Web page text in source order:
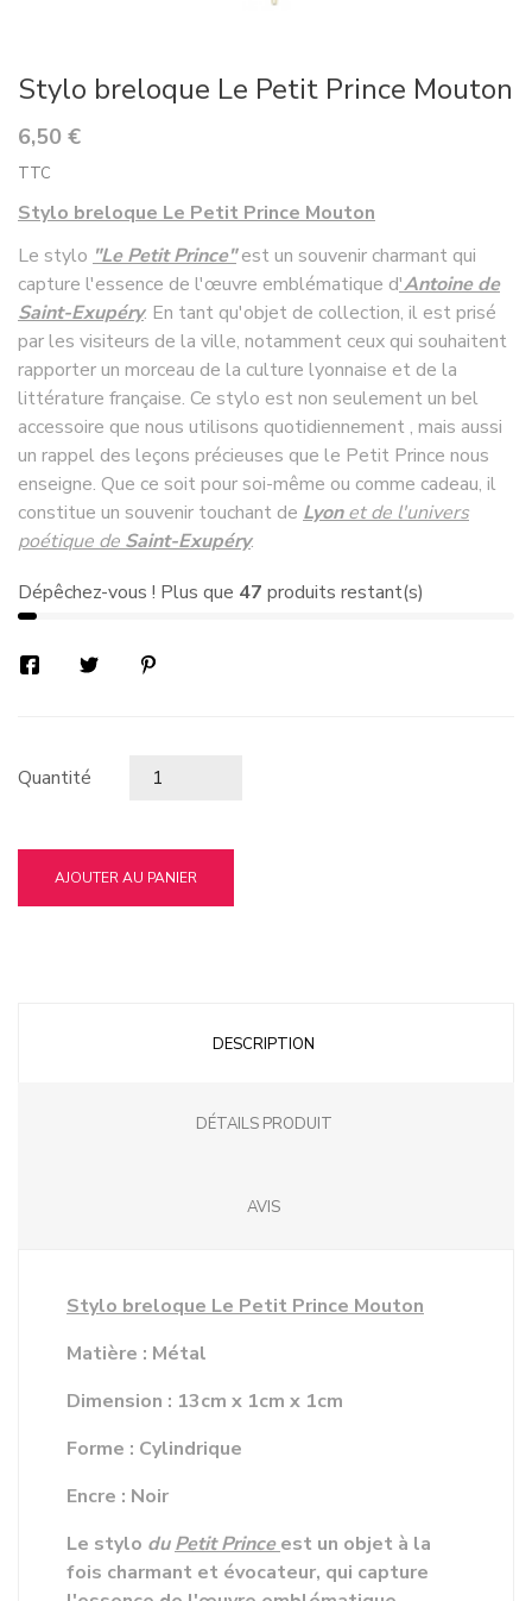
Stylo breloque Le Petit Prince Mouton
6,50 €
TTC
Stylo breloque Le Petit Prince Mouton
Le stylo "Le Petit Prince"est un souvenir charmant qui
capture l'essence de l'œuvre emblématique d'Antoine de
Saint-Exupéry. En tant qu'objet de collection, il est prisé
par les visiteurs de la ville, notamment ceux qui souhaitent
rapporter un morceau de la culture lyonnaise et de la
littérature française. Ce stylo est non seulement un bel
accessoire que nous utilisons quotidiennement , mais aussi
un rappel des leçons précieuses que le Petit Prince nous
enseigne. Que ce soit pour soi-même ou comme cadeau, il
constitue un souvenir touchant de Lyonet de l'univers
poétique de Saint-Exupéry.
Dépêchez-vous ! Plus que 47 produits restant(s)
Quantité
AJOUTER AU PANIER
DESCRIPTION
DÉTAILS PRODUIT
AVIS
Stylo breloque Le Petit Prince Mouton
Matière : Métal
Dimension : 13cm x 1cm x 1cm
Forme : Cylindrique
Encre : Noir
Le stylo duPetit Princeest un objet à la
fois charmant et évocateur, qui capture